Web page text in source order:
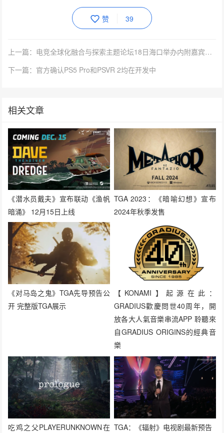
赞 39
上一篇：电竞全球化融合与探索主题论坛18日海口举办内附嘉宾阵容
下一篇：官方确认PS5 Pro和PSVR 2均在开发中
相关文章
《潜水员戴夫》宣布联动《渔帆
暗涌》 12月15日上线
TGA 2023：《暗喻幻想》宣布
2024年秋季发售
《对马岛之鬼》TGA先导预告公
开 完整版TGA展示
【KONAMI】起源在此：
GRADIUS歡慶問世40周年，開
放各大人氣音樂串流APP 聆聽來
自GRADIUS ORIGINS的經典音
樂
吃鸡之父PLAYERUNKNOWN在 TGA：《辐射》电视剧最新预告